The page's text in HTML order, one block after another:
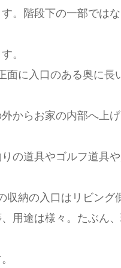
。階段下の一部では
。
面に入口のある奥に
からお家の内部へ上
の道具やゴルフ道具
収納の入口はリビン
用途は様々。たぶん